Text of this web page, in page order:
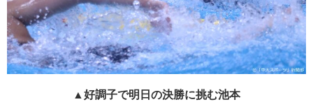
▲好調子で明日の決勝に挑む池本